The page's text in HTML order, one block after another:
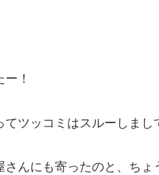
！
ツッコミはスルーしまし
んにも寄ったのと、ち